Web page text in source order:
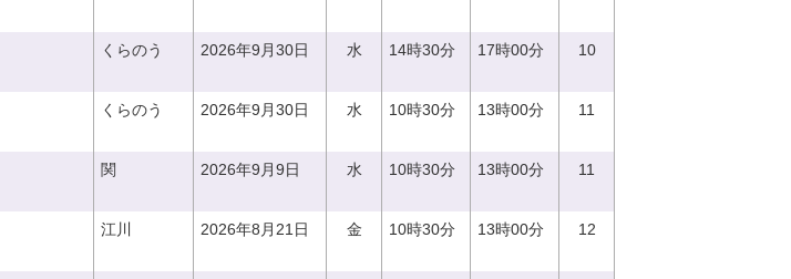
くらのう 2026年9月30日 水 14時30分 17時00分 10
くらのう 2026年9月30日 水 10時30分 13時00分 11
関 2026年9月9日 水 10時30分 13時00分 11
江川 2026年8月21日 金 10時30分 13時00分 12